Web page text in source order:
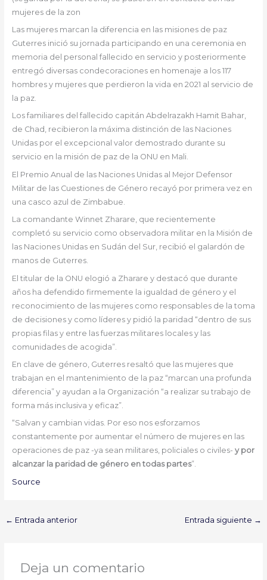
mujeres de la zon
Las mujeres marcan la diferencia en las misiones de paz
Guterres inició su jornada participando en una ceremonia en
memoria del personal fallecido en servicio y posteriormente
entregó diversas condecoraciones en homenaje a los 117
hombres y mujeres que perdieron la vida en 2021 al servicio de
la paz.
Los familiares del fallecido capitán Abdelrazakh Hamit Bahar,
de Chad, recibieron la máxima distinción de las Naciones
Unidas por el excepcional valor demostrado durante su
servicio en la misión de paz de la ONU en Mali.
El Premio Anual de las Naciones Unidas al Mejor Defensor
Militar de las Cuestiones de Género recayó por primera vez en
una casco azul de Zimbabue.
La comandante Winnet Zharare, que recientemente
completó su servicio como observadora militar en la Misión de
las Naciones Unidas en Sudán del Sur, recibió el galardón de
manos de Guterres.
El titular de la ONU elogió a Zharare y destacó que durante
años ha defendido firmemente la igualdad de género y el
reconocimiento de las mujeres como responsables de la toma
de decisiones y como líderes y pidió la paridad “dentro de sus
propias filas y entre las fuerzas militares locales y las
comunidades de acogida”.
En clave de género, Guterres resaltó que las mujeres que
trabajan en el mantenimiento de la paz “marcan una profunda
diferencia” y ayudan a la Organización “a realizar su trabajo de
forma más inclusiva y eficaz”.
“Salvan y cambian vidas. Por eso nos esforzamos
constantemente por aumentar el número de mujeres en las
operaciones de paz -ya sean militares, policiales o civiles- y por
alcanzar la paridad de género en todas partes”.
Source
← Entrada anterior Entrada siguiente →
Deja un comentario